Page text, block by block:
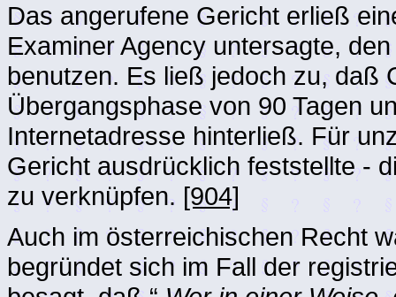
Das angerufene Gericht erließ
Examiner Agency untersagte,
benutzen. Es ließ jedoch zu, daß
Übergangsphase von 90 Tagen
Internetadresse hinterließ. Für
Gericht ausdrücklich feststellte -
zu verknüpfen. [904]
Auch im österreichischen Recht
begründet sich im Fall der